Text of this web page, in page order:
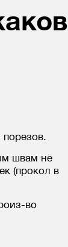
швам не
(прокол в
во